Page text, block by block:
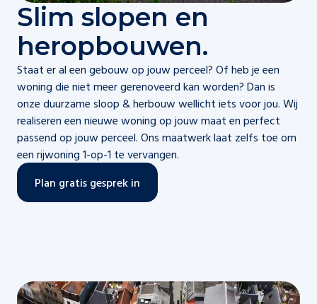
Slim slopen en
heropbouwen.
Staat er al een gebouw op jouw perceel? Of heb je een
woning die niet meer gerenoveerd kan worden? Dan is
onze duurzame sloop & herbouw wellicht iets voor jou. Wij
realiseren een nieuwe woning op jouw maat en perfect
passend op jouw perceel. Ons maatwerk laat zelfs toe om
een rijwoning 1-op-1 te vervangen.
Plan gratis gesprek in